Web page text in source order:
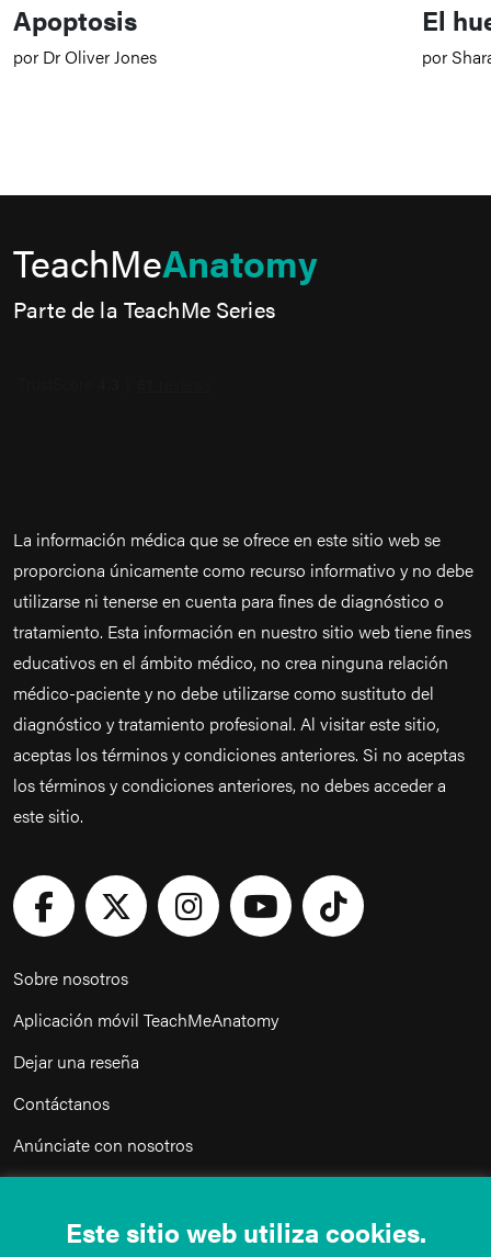
Apoptosis
por Dr Oliver Jones
El
por
TeachMeAnatomy
Parte de la TeachMe Series
La información médica que se ofrece en este sitio web se
proporciona únicamente como recurso informativo y no debe
utilizarse ni tenerse en cuenta para fines de diagnóstico o
tratamiento. Esta información en nuestro sitio web tiene fines
educativos en el ámbito médico, no crea ninguna relación
médico-paciente y no debe utilizarse como sustituto del
diagnóstico y tratamiento profesional. Al visitar este sitio,
aceptas los términos y condiciones anteriores. Si no aceptas
los términos y condiciones anteriores, no debes acceder a
este sitio.
Sobre nosotros
Aplicación móvil TeachMeAnatomy
Dejar una reseña
Contáctanos
Anúnciate con nosotros
Términos y condiciones de uso
Este sitio web utiliza cookies.